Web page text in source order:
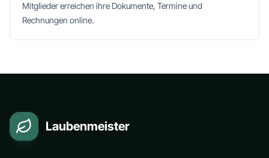
Mitglieder erreichen ihre Dokumente, Termine und
Rechnungen online.
Laubenmeister